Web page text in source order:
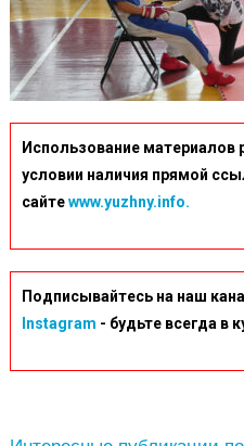
Использование материалов
условии наличия прямой
сайтеwww.yuzhny.info.
Подписывайтесь на наш
Instagram - будьте всегда в